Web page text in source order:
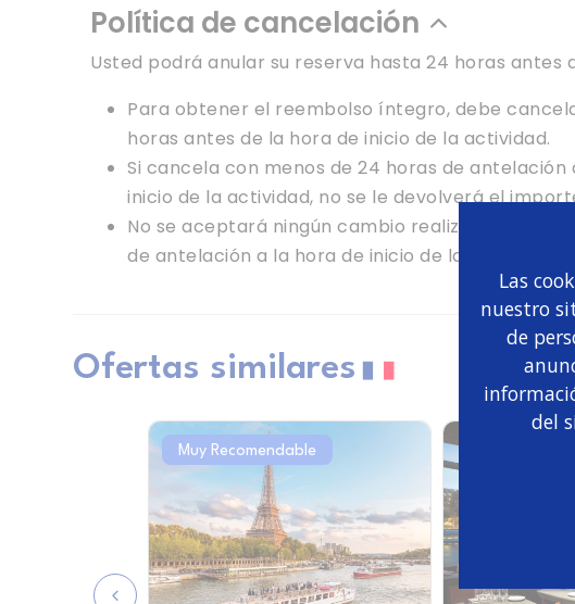
Política de cancelación
Usted podrá anular su reserva hasta 24 horas
Para obtener el reembolso íntegro, debe
horas antes de la hora de inicio de la actividad.
Si cancela con menos de 24 horas de antelación
inicio de la actividad, no se le devolverá el
No se aceptará ningún cambio realizado con
de antelación a la hora de inicio de la actividad.
Ofertas similares
Muy Recomendable
Las
nuestro
de
del